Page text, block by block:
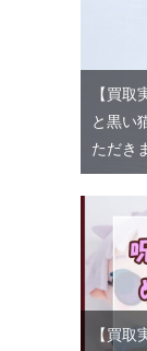
【買
と黒い
ただき
【買